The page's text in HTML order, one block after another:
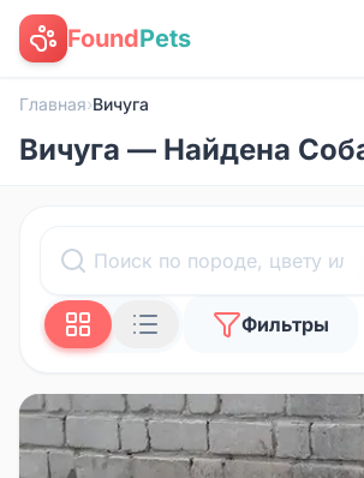
FoundPets
Главная›Вичуга
Вичуга — Найдена
Фильтры